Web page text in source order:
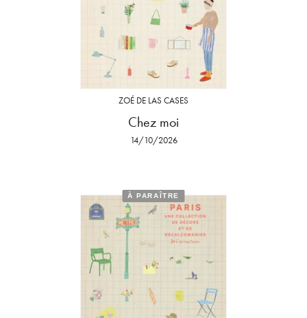
ZOÉ DE LAS CASES
Chez moi
14/10/2026
À PARAÎTRE